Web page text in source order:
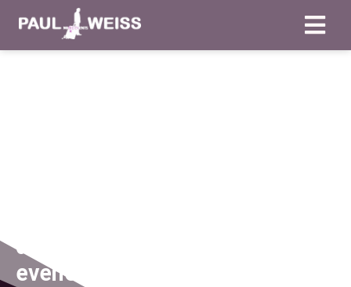
die perfect past bij elk
evenement of gezelschap.